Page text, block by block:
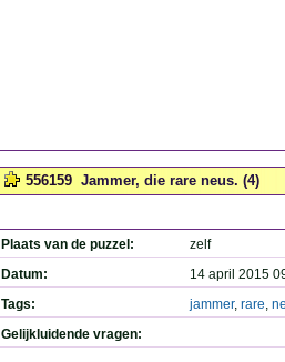
556159 Jammer, die rare neus. (4)
Plaats van de puzzel:
zelf
Datum:
14 april 2015
Tags:
jammer, rare,
Gelijkluidende vragen: